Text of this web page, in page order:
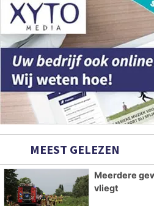
MEEST GELEZEN
Meerdere
vliegt